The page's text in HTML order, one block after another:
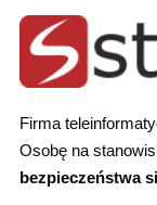
Firma
Osobę na
bezpieczeństwa